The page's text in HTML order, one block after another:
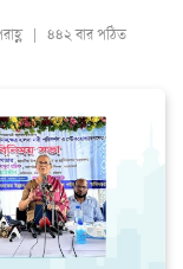
| ৪৪২ বার পঠিত